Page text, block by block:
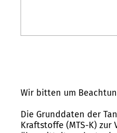
Wir bitten um
Die Grunddaten der
Kraftstoffe (MTS-K) zur